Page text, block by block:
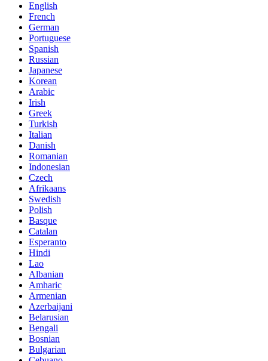
English
French
German
Portuguese
Spanish
Russian
Japanese
Korean
Arabic
Irish
Greek
Turkish
Italian
Danish
Romanian
Indonesian
Czech
Afrikaans
Swedish
Polish
Basque
Catalan
Esperanto
Hindi
Lao
Albanian
Amharic
Armenian
Azerbaijani
Belarusian
Bengali
Bosnian
Bulgarian